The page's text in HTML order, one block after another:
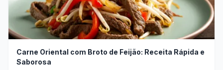
Carne Oriental com Broto de Feijão: Receita Rápida e
Saborosa